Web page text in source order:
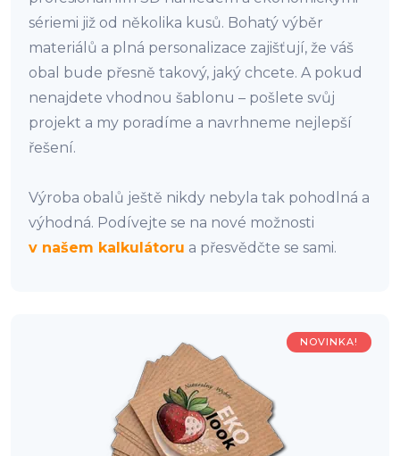
sériemi již od několika kusů. Bohatý výběr
materiálů a plná personalizace zajišťují, že váš
obal bude přesně takový, jaký chcete. A pokud
nenajdete vhodnou šablonu – pošlete svůj
projekt a my poradíme a navrhneme nejlepší
řešení.
Výroba obalů ještě nikdy nebyla tak pohodlná a
výhodná. Podívejte se na nové možnosti
v našem kalkulátoru a přesvědčte se sami.
NOVINKA!